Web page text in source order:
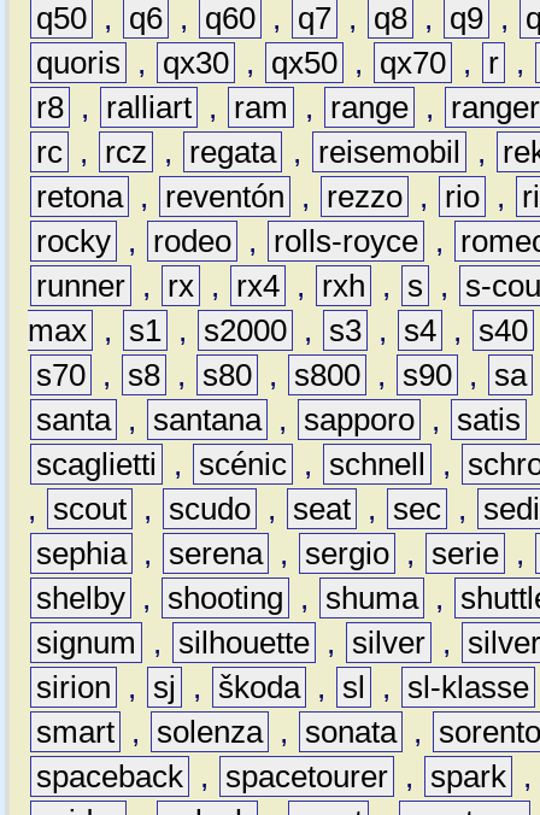
q50 , q6 , q60 , q7 , q8 , q9 ,
quoris
, qx30 , qx50 , qx70 , r ,
r8 , ralliart , ram , range ,
ranger
rc , rcz , regata , reisemobil ,
retona , reventón , rezzo , rio ,
rocky , rodeo , rolls-royce ,
runner , rx , rx4 , rxh , s ,
s-
max , s1 , s2000 , s3 , s4 , s40
s70 , s8 , s80 , s800 , s90 , sa
santa , santana , sapporo , satis
scaglietti
, scénic , schnell ,
,
scout , scudo , seat , sec ,
sephia , serena , sergio , serie ,
shelby , shooting , shuma ,
signum
, silhouette , silver ,
sirion
, sj , škoda , sl , sl-klasse
smart , solenza , sonata ,
spaceback , spacetourer , spark ,